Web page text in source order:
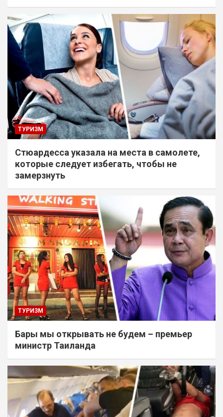
ТУРИЗМ
Стюардесса указала на места в самолете,
которые следует избегать, чтобы не
замерзнуть
ТУРИЗМ
Бары мы открывать не будем – премьер
министр Таиланда